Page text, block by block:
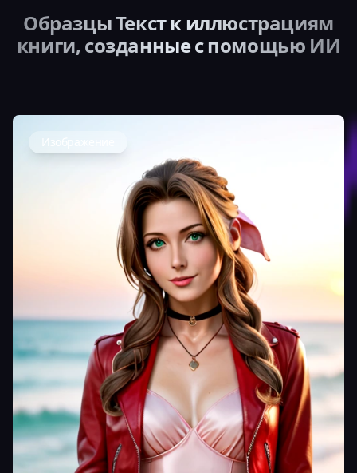
Образцы Текст к иллюстрациям
книги, созданные с помощью ИИ
Изображение